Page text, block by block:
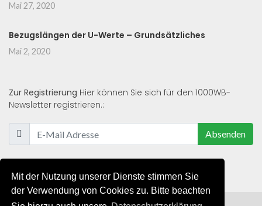
Mit der Nutzung unserer Dienste stimmen Sie
der Verwendung von Cookies zu. Bitte beachten
Mai 27, 2020
Bezugslängen der U-Werte – Grundsätzliches
Mai 2, 2020
Zur Registrierung Hier können Sie sich für den 1000WB-
Newsletter registrieren.:
Absenden